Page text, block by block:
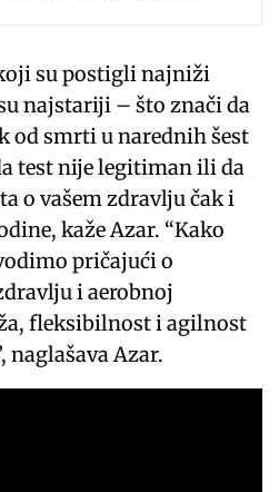
su postigli najniži
najstariji – što znači da
od smrti u narednih šest
test nije legitiman ili da
o vašem zdravlju čak i
kaže Azar. “Kako
pričajući o
i aerobnoj
fleksibilnost i agilnost
naglašava Azar.